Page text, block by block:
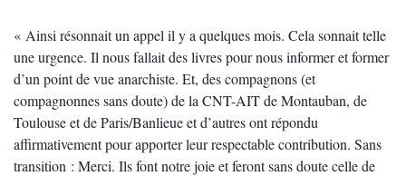
« Ainsi résonnait un appel il y a quelques mois. Cela sonnait telle
une urgence. Il nous fallait des livres pour nous informer et former
d’un point de vue anarchiste. Et, des compagnons (et
compagnonnes sans doute) de la CNT-AIT de Montauban, de
Toulouse et de Paris/Banlieue et d’autres ont répondu
affirmativement pour apporter leur respectable contribution. Sans
transition : Merci. Ils font notre joie et feront sans doute celle de